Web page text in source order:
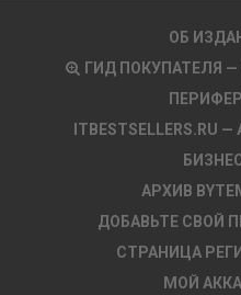
ОБ
ГИД ПОКУПАТЕЛЯ
АРХИВ
ДОБАВЬТЕ СВОЙ
СТРАНИЦА
МОЙ